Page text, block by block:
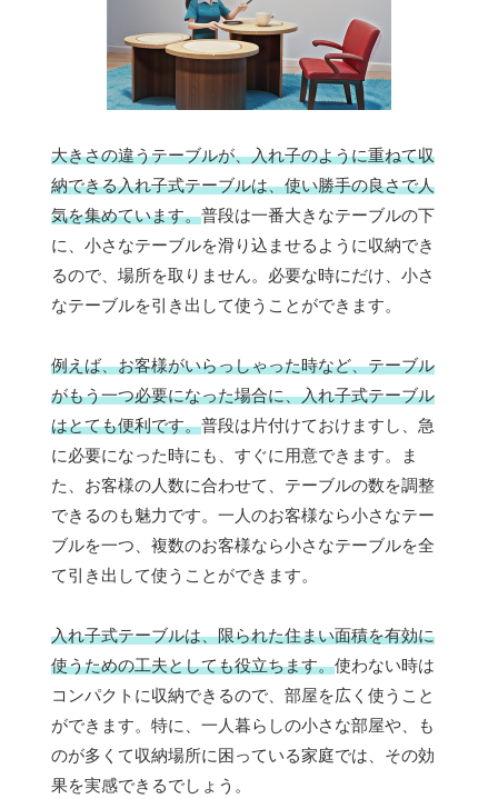
大きさの違うテーブルが、入れ子のように重ねて収
納できる入れ子式テーブルは、使い勝手の良さで人
気を集めています。普段は一番大きなテーブルの下
に、小さなテーブルを滑り込ませるように収納でき
るので、場所を取りません。必要な時にだけ、小さ
なテーブルを引き出して使うことができます。
例えば、お客様がいらっしゃった時など、テーブル
がもう一つ必要になった場合に、入れ子式テーブル
はとても便利です。普段は片付けておけますし、急
に必要になった時にも、すぐに用意できます。ま
た、お客様の人数に合わせて、テーブルの数を調整
できるのも魅力です。一人のお客様なら小さなテー
ブルを一つ、複数のお客様なら小さなテーブルを全
て引き出して使うことができます。
入れ子式テーブルは、限られた住まい面積を有効に
使うための工夫としても役立ちます。使わない時は
コンパクトに収納できるので、部屋を広く使うこと
ができます。特に、一人暮らしの小さな部屋や、も
のが多くて収納場所に困っている家庭では、その効
果を実感できるでしょう。